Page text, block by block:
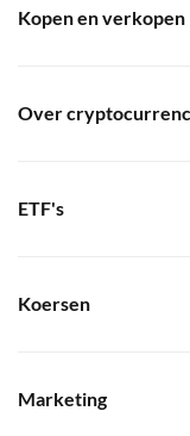
Kopen en verkopen
Over
ETF's
Koersen
Marketing